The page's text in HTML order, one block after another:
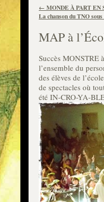
← MONDE À PART
La chanson du TNO
MAP à
Succès MONSTRE
l’ensemble du
des élèves de
de spectacles où
été IN-CRO-YA-